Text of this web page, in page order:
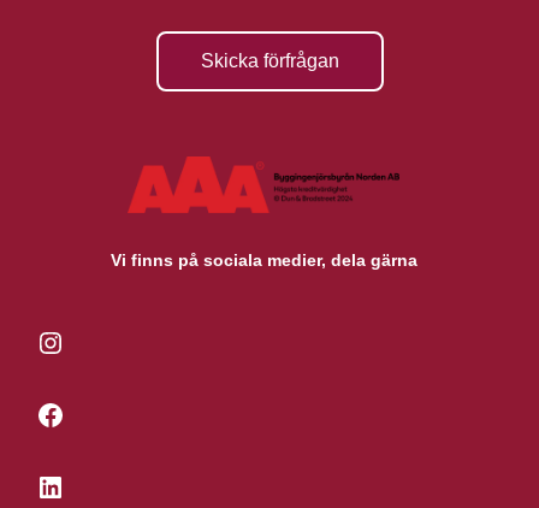
Skicka förfrågan
Vi finns på sociala medier, dela gärna
Instagram
Facebook
LinkedIn